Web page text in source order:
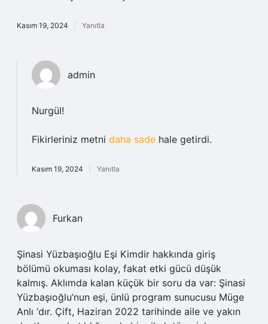
Kasım 19, 2024 Yanıtla
admin
Nurgül!
Fikirleriniz metni daha sade hale getirdi.
Kasım 19, 2024 Yanıtla
Furkan
Şinasi Yüzbaşıoğlu Eşi Kimdir hakkında giriş
bölümü okuması kolay, fakat etki gücü düşük
kalmış. Aklımda kalan küçük bir soru da var: Şinasi
Yüzbaşıoğlu’nun eşi, ünlü program sunucusu Müge
Anlı ‘dır. Çift, Haziran 2022 tarihinde aile ve yakın